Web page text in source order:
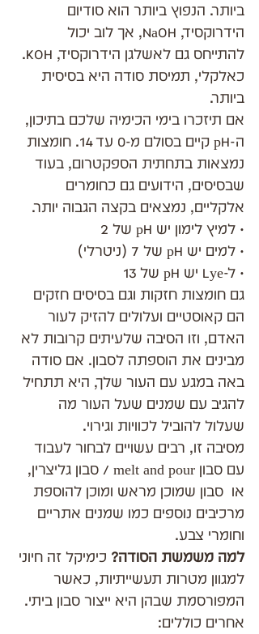
ביותר. הנפוץ ביותר הוא סודיום
הידרוקסיד, NaOH, אך לוב יכול
להתייחס גם לאשלגן הידרוקסיד, KOH.
כאלקלי, תמיסת סודה היא בסיסית
ביותר.
אם תיזכרו בימי הכימיה שלכם בתיכון,
ה-pH קיים בסולם מ-0 עד 14. חומצות
נמצאות בתחתית הספקטרום, בעוד
שבסיסים, הידועים גם כחומרים
אלקליים, נמצאים בקצה הגבוה יותר.
• למיץ לימון יש pH של 2
• למים יש pH של 7 (ניטרלי)
• ל-Lye יש pH של 13
גם חומצות חזקות וגם בסיסים חזקים
הם קאוסטיים ועלולים להזיק לעור
האדם, וזו הסיבה שלעיתים קרובות לא
מבינים את הוספתה לסבון. אם סודה
באה במגע עם העור שלך, היא תתחיל
להגיב עם שמנים שעל העור מה
שעלול להוביל לכוויות וגירוי.
מסיבה זו, רבים עשויים לבחור לעבוד
עם סבון melt and pour / סבון גליצרין,
או  סבון שמוכן מראש ומוכן להוספת
מרכיבים נוספים כמו שמנים אתריים
וחומרי צבע.
למה משמשת הסודה? כימיקל זה חיוני
למגוון מטרות תעשייתיות, כאשר
המפורסמת שבהן היא ייצור סבון ביתי.
אחרים כוללים: